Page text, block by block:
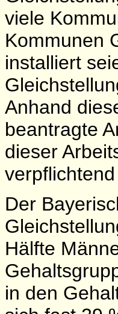
viele
Kommunen
installiert
Anhand
beantragte
dieser
Der
Hälfte
in den